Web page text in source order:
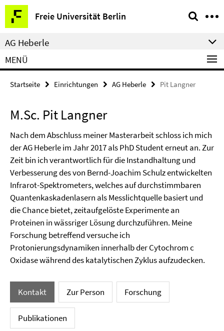
Springe
direkt
zu
Inhalt
Freie Universität Berlin
Service-
Navigation
AG Heberle
MENÜ
Startseite Einrichtungen AG Heberle Pit Langner
M.Sc. Pit Langner
Nach dem Abschluss meiner Masterarbeit schloss ich mich
der AG Heberle im Jahr 2017 als PhD Student erneut an. Zur
Zeit bin ich verantwortlich für die Instandhaltung und
Verbesserung des von Bernd-Joachim Schulz entwickelten
Infrarot-Spektrometers, welches auf durchstimmbaren
Quantenkaskadenlasern als Messlichtquelle basiert und
die Chance bietet, zeitaufgelöste Experimente an
Proteinen in wässriger Lösung durchzuführen. Meine
Forschung betreffend versuche ich
Protonierungsdynamiken innerhalb der Cytochrom c
Oxidase während des katalytischen Zyklus aufzudecken.
Kontakt Zur Person Forschung
Publikationen